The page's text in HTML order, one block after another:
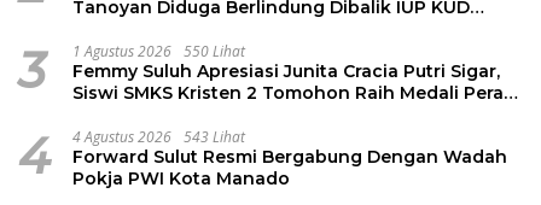
Tanoyan Diduga Berlindung Dibalik IUP KUD
3 1 Agustus 2026 550 Lihat
Femmy Suluh Apresiasi Junita Cracia Putri Sigar,
Siswi SMKS Kristen 2 Tomohon Raih Medali Perak
4 4 Agustus 2026 543 Lihat
Forward Sulut Resmi Bergabung Dengan Wadah
Pokja PWI Kota Manado